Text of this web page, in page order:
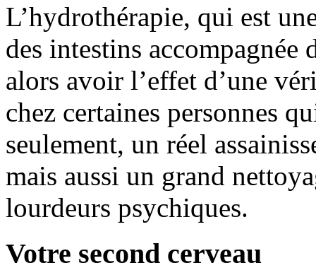
L’hydrothérapie, qui est
des intestins accompagnée
alors avoir l’effet d’une
chez certaines personnes
seulement, un réel
mais aussi un grand
lourdeurs psychiques.
Votre second cerveau